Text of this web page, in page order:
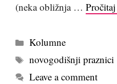
(neka obližnja …
Kategorije
Kolumne
Tags
novogodišnji praznici
Leave a comment